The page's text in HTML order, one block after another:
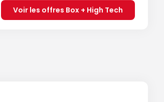
Voir les offres Box + High Tech